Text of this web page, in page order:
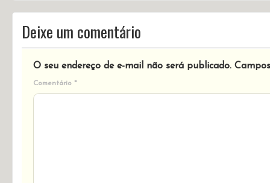
Deixe um comentário
O seu endereço de e-mail não será publicado.
Comentário *